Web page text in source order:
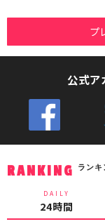
プ
公式ア
RANKING ランキ
DAILY
24時間